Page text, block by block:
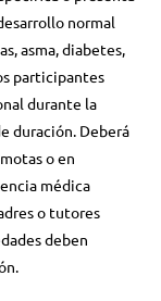
normal
asma, diabetes,
participantes
durante la
duración. Deberá
o en
médica
o tutores
deben